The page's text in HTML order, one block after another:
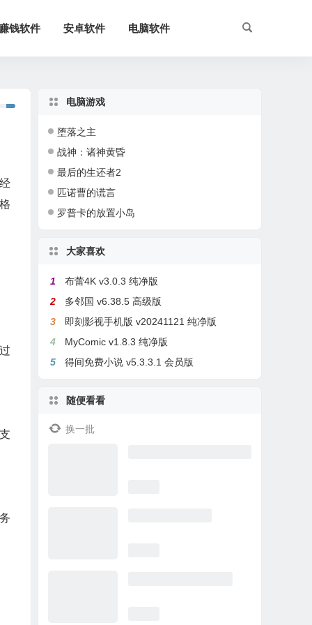
钱软件 安卓软件 电脑软件
电脑游戏
堕落之主
战神：诸神黄昏
最后的生还者2
匹诺曹的谎言
罗普卡的放置小岛
大家喜欢
1
布蕾4K v3.0.3 纯净版
2
多邻国 v6.38.5 高级版
3
即刻影视手机版 v20241121 纯净版
4
MyComic v1.8.3 纯净版
5
得间免费小说 v5.3.3.1 会员版
随便看看
换一批